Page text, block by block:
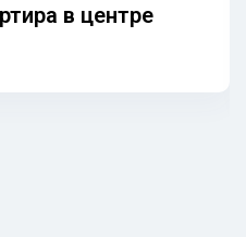
в центре